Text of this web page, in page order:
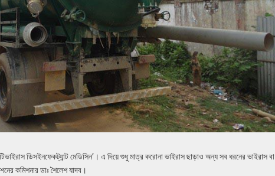
ডিসইনফেকট্যান্ট মেডিসিন’। এ দিয়ে শুধু মাত্র করোনা ভাইরাস ছাড়াও অন্য সব ধরনের ভাইরাস বা
কমিশনার ডাঃ শৈলেশ যাদব।